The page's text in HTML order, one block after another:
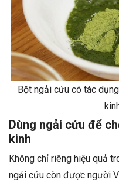
Bột ngải cứu có tác
Dùng ngải cứu để
kinh
Không chỉ riêng hiệu quả
ngải cứu còn được người